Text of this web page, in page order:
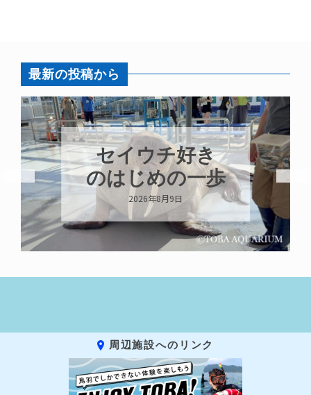
最新の投稿から
８月はカガミモ
チウニ推し
2026年8月8日
周辺施設へのリンク